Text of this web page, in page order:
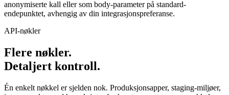
anonymiserte kall eller som body-parameter på standard-
endepunktet, avhengig av din integrasjonspreferanse.
API-nøkler
Flere nøkler.
Detaljert kontroll.
Én enkelt nøkkel er sjelden nok. Produksjonsapper, staging-miljøer,